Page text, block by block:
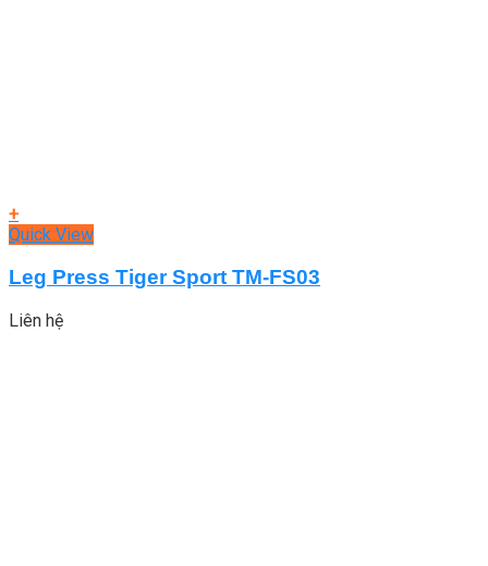
+
Quick View
Leg Press Tiger Sport TM-FS03
Liên hệ